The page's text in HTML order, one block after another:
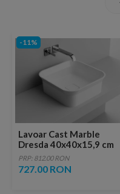
-11%
Lavoar Cast Marble
Dresda 40x40x15,9 cm
alb
PRP: 812.00 RON
727.00 RON